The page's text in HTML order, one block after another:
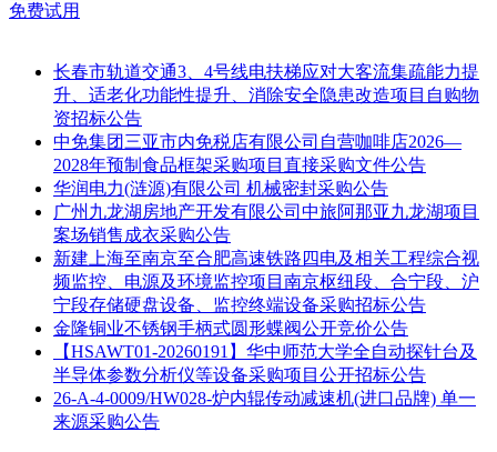
免费试用
长春市轨道交通3、4号线电扶梯应对大客流集疏能力提
升、适老化功能性提升、消除安全隐患改造项目自购物
资招标公告
中免集团三亚市内免税店有限公司自营咖啡店2026—
2028年预制食品框架采购项目直接采购文件公告
华润电力(涟源)有限公司 机械密封采购公告
广州九龙湖房地产开发有限公司中旅阿那亚九龙湖项目
案场销售成衣采购公告
新建上海至南京至合肥高速铁路四电及相关工程综合视
频监控、电源及环境监控项目南京枢纽段、合宁段、沪
宁段存储硬盘设备、监控终端设备采购招标公告
金隆铜业不锈钢手柄式圆形蝶阀公开竞价公告
【HSAWT01-20260191】华中师范大学全自动探针台及
半导体参数分析仪等设备采购项目公开招标公告
26-A-4-0009/HW028-炉内辊传动减速机(进口品牌) 单一
来源采购公告